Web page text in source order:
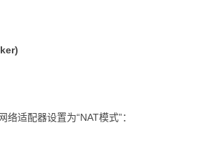
络适配器设置为“NAT模式”：